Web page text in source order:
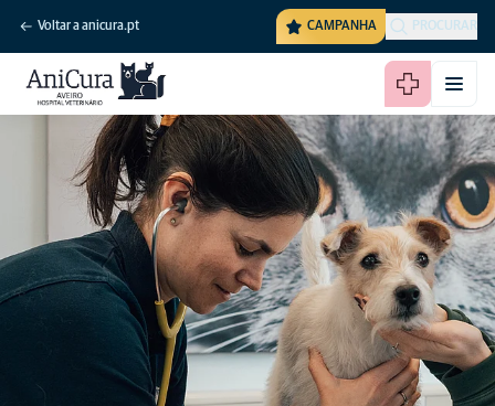
Voltar a anicura.pt CAMPANHA PROCURAR